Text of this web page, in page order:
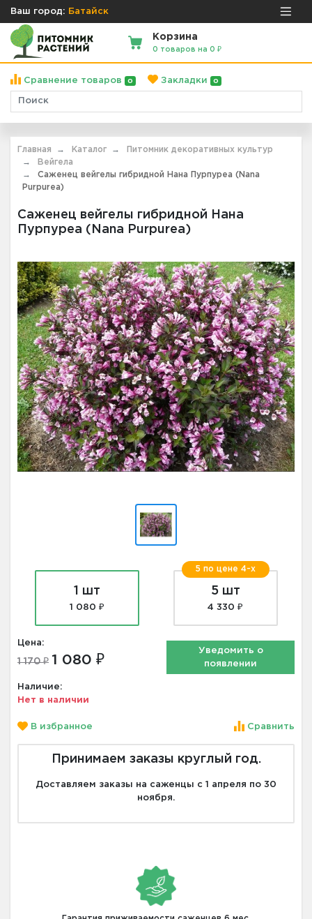
Ваш город: Батайск
Корзина
0 товаров на 0 ₽
Сравнение товаров 0 Закладки 0
Главная Каталог
Питомник декоративных культур
Вейгела
Саженец вейгелы гибридной Нана Пурпуреа (Nana
Purpurea)
Саженец вейгелы гибридной Нана
Пурпуреа (Nana Purpurea)
1 шт
1 080 ₽
5 по цене 4-х
5 шт
4 330 ₽
Цена:
1 170 ₽ 1 080 ₽
Наличие:
Нет в наличии
Уведомить о
появлении
В избранное Сравнить
Принимаем заказы круглый год.
Доставляем заказы на саженцы с 1 апреля по 30
ноября.